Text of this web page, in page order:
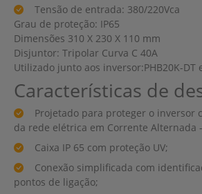
Tensão de entrada: 380/220Vca
Grau de proteção: IP65
Dimensões 310 X 230 X 110 mm
Disjuntor: Tripolar Curva C 40A
Utilizado junto aos inversor:PHB20K-DT
Características de
Projetado para proteger o inversor
da rede elétrica em Corrente Alternada
Caixa IP 65 com proteção UV;
Conexão simplificada com
pontos de ligação;